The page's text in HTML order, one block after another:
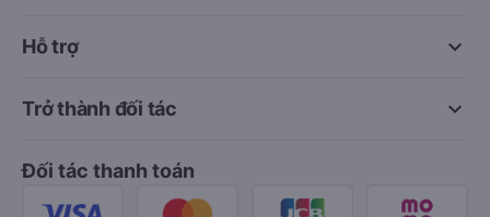
keyboard_arrow_down
Hỗ trợ
keyboard_arrow_down
Trở thành đối tác
Đối tác thanh toán